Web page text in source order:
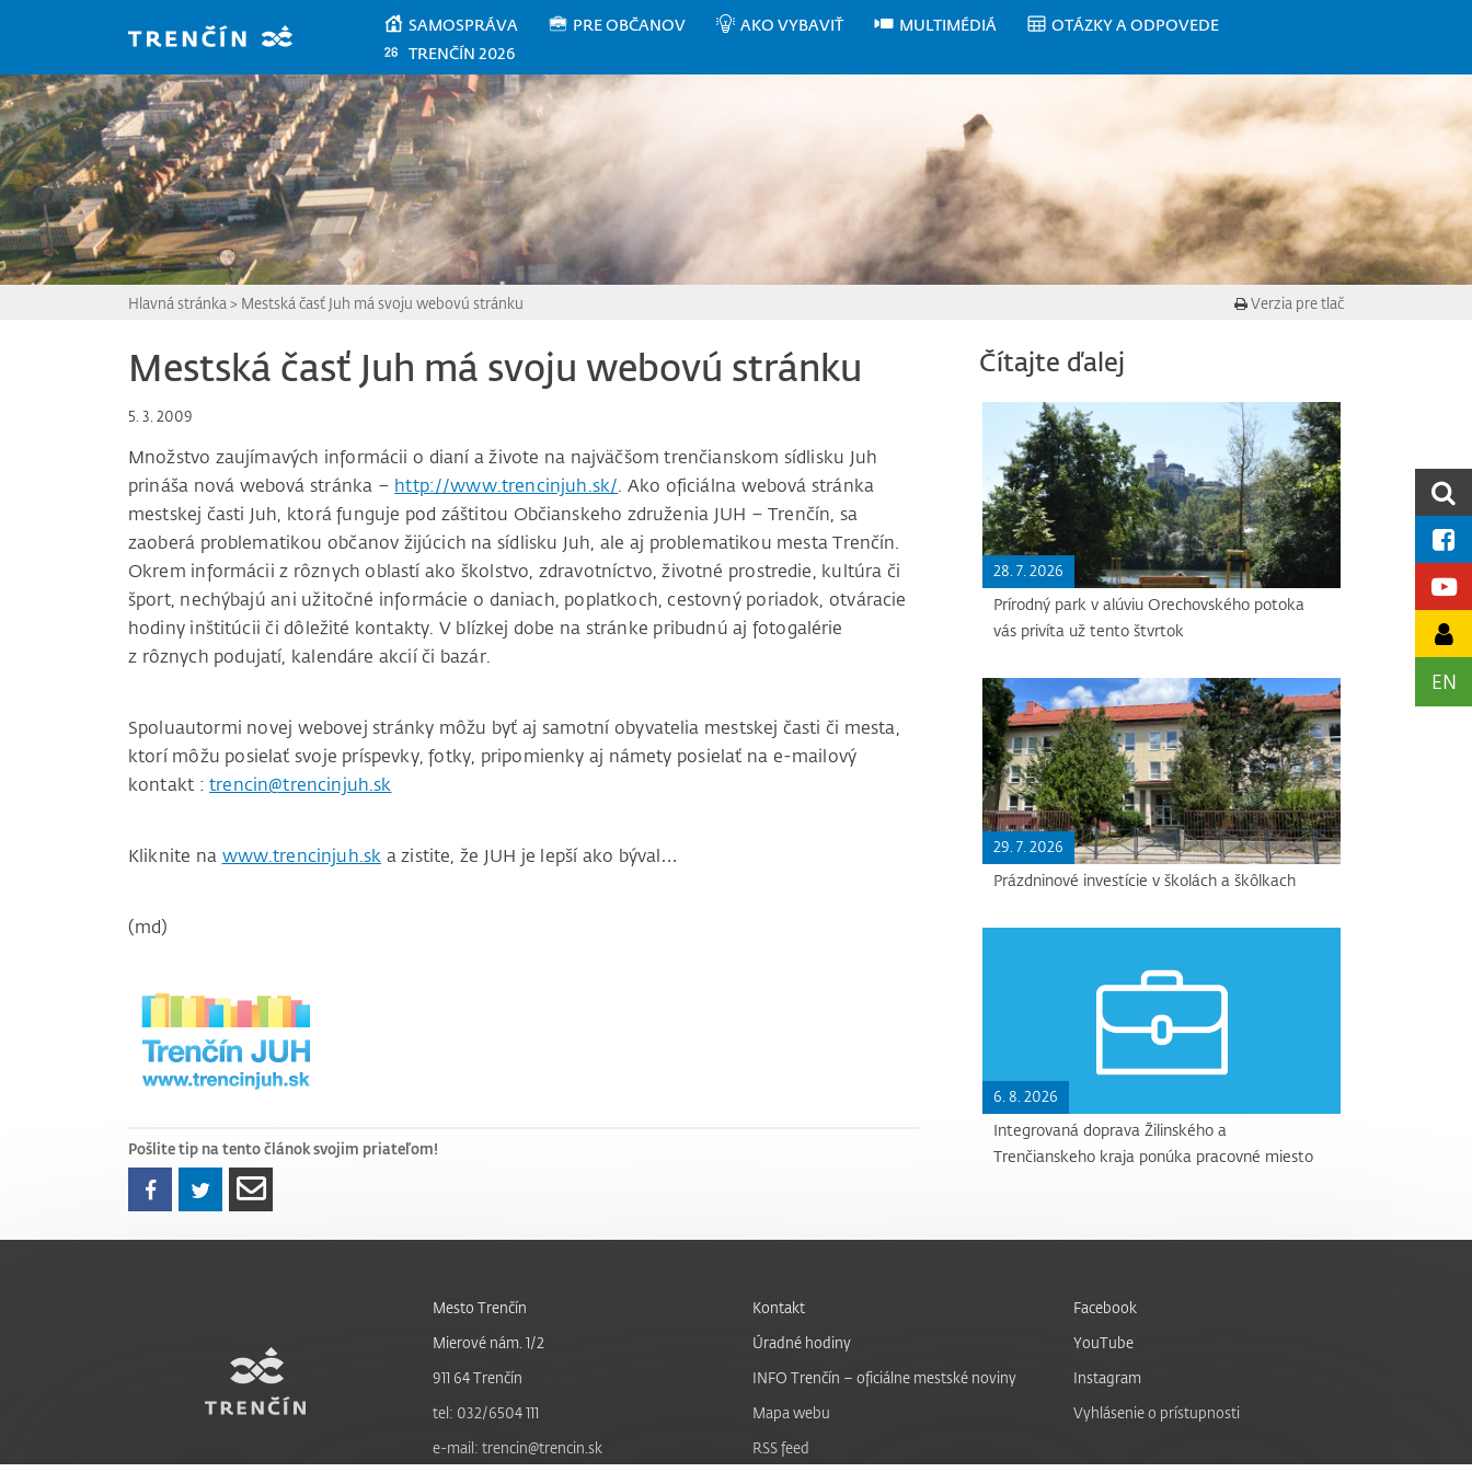
SAMOSPRÁVA PRE OBČANOV AKO VYBAVIŤ MULTIMÉDIÁ
OTÁZKY A ODPOVEDE
TRENČÍN 2026
EN
Hlavná stránka > Mestská časť Juh má svoju webovú stránku Verzia pre tlač
Mestská časť Juh má svoju webovú stránku
5. 3. 2009
Množstvo zaujímavých informácii o dianí a živote na najväčšom trenčianskom sídlisku Juh
prináša nová webová stránka – http://www.trencinjuh.sk/. Ako oficiálna webová stránka
mestskej časti Juh, ktorá funguje pod záštitou Občianskeho združenia JUH – Trenčín, sa
zaoberá problematikou občanov žijúcich na sídlisku Juh, ale aj problematikou mesta Trenčín.
Okrem informácii z rôznych oblastí ako školstvo, zdravotníctvo, životné prostredie, kultúra či
šport, nechýbajú ani užitočné informácie o daniach, poplatkoch, cestovný poriadok, otváracie
hodiny inštitúcii či dôležité kontakty. V blízkej dobe na stránke pribudnú aj fotogalérie
z rôznych podujatí, kalendáre akcií či bazár.
Spoluautormi novej webovej stránky môžu byť aj samotní obyvatelia mestskej časti či mesta,
ktorí môžu posielať svoje príspevky, fotky, pripomienky aj námety posielať na e-mailový
kontakt :trencin@trencinjuh.sk
Kliknite na www.trencinjuh.sk a zistite, že JUH je lepší ako býval…
(md)
Pošlite tip na tento článok svojim priateľom!
Čítajte ďalej
28. 7. 2026
Prírodný park v alúviu Orechovského potoka
vás privíta už tento štvrtok
29. 7. 2026
Prázdninové investície v školách a škôlkach
6. 8. 2026
Integrovaná doprava Žilinského a
Trenčianskeho kraja ponúka pracovné miesto
Mesto Trenčín
Mierové nám. 1/2
911 64 Trenčín
tel: 032/6504 111
e-mail: trencin@trencin.sk
Kontakt
Úradné hodiny
INFO Trenčín – oficiálne mestské noviny
Mapa webu
RSS feed
Facebook
YouTube
Instagram
Vyhlásenie o prístupnosti